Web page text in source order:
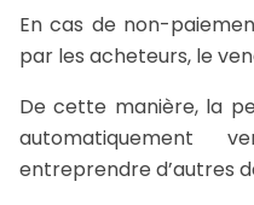
En cas de non-
par les acheteurs, le
De cette manière, la
automatiquement
entreprendre d’autres